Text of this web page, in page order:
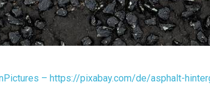
– https://pixabay.com/de/asphalt-